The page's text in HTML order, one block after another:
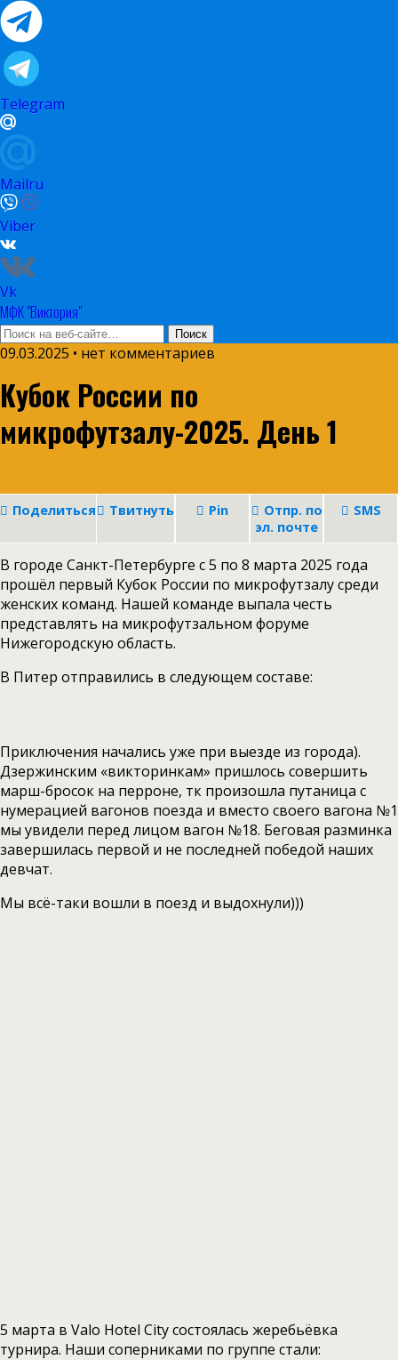
Telegram
Mailru
Viber
Vk
МФК "Виктория"
09.03.2025 • нет комментариев
Кубок России по
микрофутзалу-2025. День 1
Поделиться Твитнуть Pin
Отпр. по
эл. почте
SMS
В городе Санкт-Петербурге с 5 по 8 марта 2025 года
прошёл первый Кубок России по микрофутзалу среди
женских команд. Нашей команде выпала честь
представлять на микрофутзальном форуме
Нижегородскую область.
В Питер отправились в следующем составе:
Приключения начались уже при выезде из города).
Дзержинским «викторинкам» пришлось совершить
марш-бросок на перроне, тк произошла путаница с
нумерацией вагонов поезда и вместо своего вагона №1
мы увидели перед лицом вагон №18. Беговая разминка
завершилась первой и не последней победой наших
девчат.
Мы всё-таки вошли в поезд и выдохнули)))
5 марта в Valo Hotel City состоялась жеребьёвка
турнира. Наши соперниками по группе стали: